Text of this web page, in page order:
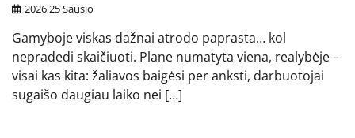
2026 25 Sausio
Gamyboje viskas dažnai atrodo paprasta… kol
nepradedi skaičiuoti. Plane numatyta viena, realybėje –
visai kas kita: žaliavos baigėsi per anksti, darbuotojai
sugaišo daugiau laiko nei […]